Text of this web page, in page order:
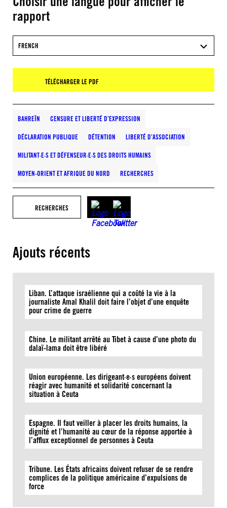
rapport
FRENCH
TÉLÉCHARGER LE PDF
BAHREÏN CENSURE ET LIBERTÉ D’EXPRESSION
DÉCLARATION PUBLIQUE DÉTENTION LIBERTÉ D’ASSOCIATION
MILITANT·E·S ET DÉFENSEUR·E·S DES DROITS HUMAINS
MOYEN-ORIENT ET AFRIQUE DU NORD RECHERCHES
RECHERCHES
Ajouts récents
Liban. L’attaque israélienne qui a coûté la vie à la
journaliste Amal Khalil doit faire l’objet d’une enquête
pour crime de guerre
Chine. Le militant arrêté au Tibet à cause d’une photo du
dalaï-lama doit être libéré
Union européenne. Les dirigeant·e·s européens doivent
réagir avec humanité et solidarité concernant la
situation à Ceuta
Espagne. Il faut veiller à placer les droits humains, la
dignité et l’humanité au cœur de la réponse apportée à
l’afflux exceptionnel de personnes à Ceuta
Tribune. Les États africains doivent refuser de se rendre
complices de la politique américaine d’expulsions de
force